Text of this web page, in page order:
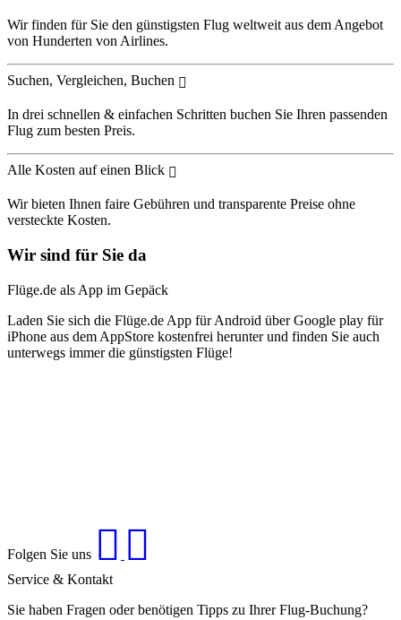
Wir finden für Sie den günstigsten Flug weltweit aus dem Angebot
von Hunderten von Airlines.
Suchen, Vergleichen, Buchen
In drei schnellen & einfachen Schritten buchen Sie Ihren passenden
Flug zum besten Preis.
Alle Kosten auf einen Blick
Wir bieten Ihnen faire Gebühren und transparente Preise ohne
versteckte Kosten.
Wir sind für Sie da
Flüge.de als App im Gepäck
Laden Sie sich die Flüge.de App für Android über Google play für
iPhone aus dem AppStore kostenfrei herunter und finden Sie auch
unterwegs immer die günstigsten Flüge!
Folgen Sie uns
Service & Kontakt
Sie haben Fragen oder benötigen Tipps zu Ihrer Flug-Buchung?